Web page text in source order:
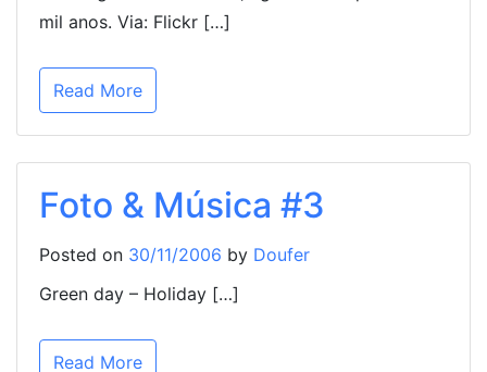
mil anos. Via: Flickr […]
Read More
Foto & Música #3
Posted on 30/11/2006 by Doufer
Green day – Holiday […]
Read More